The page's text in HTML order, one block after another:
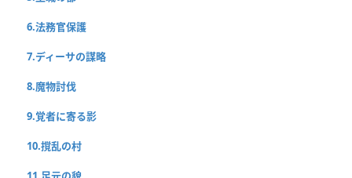
6.法務官保護
7.ディーサの謀略
8.魔物討伐
9.覚者に寄る影
10.撹乱の村